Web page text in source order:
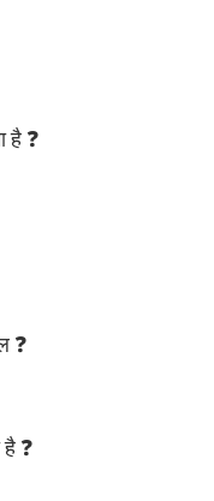
है ❓
❓
❓